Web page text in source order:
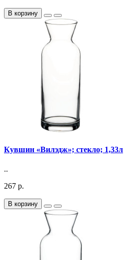
В корзину
Кувшин «Вилэдж»; стекло; 1,33л
..
267 р.
В корзину